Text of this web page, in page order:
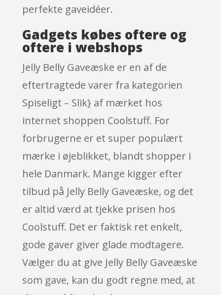
perfekte gaveidéer.
Gadgets købes oftere og
oftere i webshops
Jelly Belly Gaveæske er en af de
eftertragtede varer fra kategorien
Spiseligt – Slik} af mærket hos
internet shoppen Coolstuff. For
forbrugerne er et super populært
mærke i øjeblikket, blandt shopper i
hele Danmark. Mange kigger efter
tilbud på Jelly Belly Gaveæske, og det
er altid værd at tjekke prisen hos
Coolstuff. Det er faktisk ret enkelt,
gode gaver giver glade modtagere.
Vælger du at give Jelly Belly Gaveæske
som gave, kan du godt regne med, at